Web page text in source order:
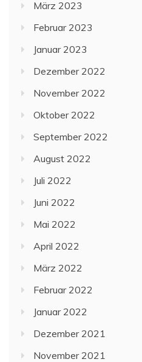
März 2023
Februar 2023
Januar 2023
Dezember 2022
November 2022
Oktober 2022
September 2022
August 2022
Juli 2022
Juni 2022
Mai 2022
April 2022
März 2022
Februar 2022
Januar 2022
Dezember 2021
November 2021